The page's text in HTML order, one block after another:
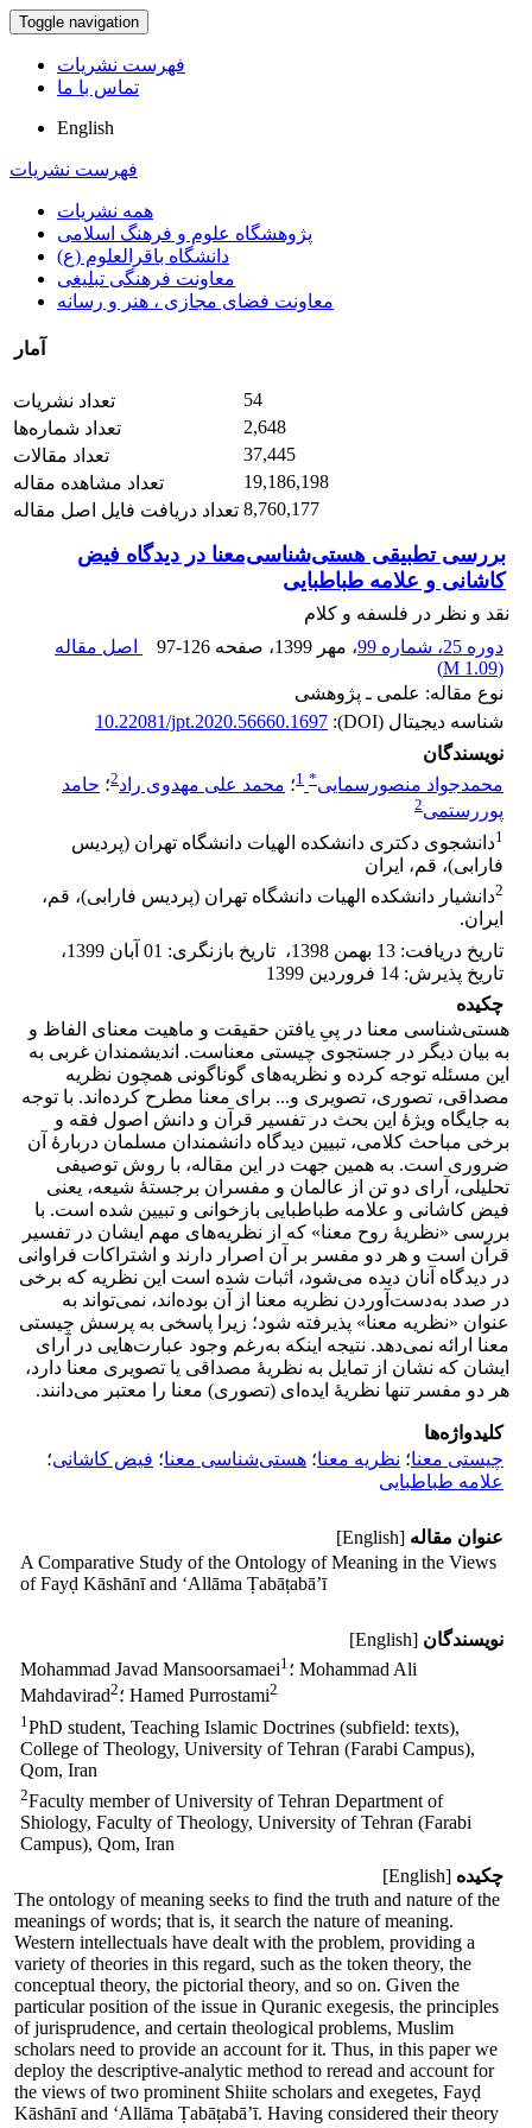
Toggle navigation
فهرست نشریات
تماس با ما
English
فهرست نشریات
همه نشریات
پژوهشگاه علوم و فرهنگ اسلامی
دانشگاه باقرالعلوم (ع)
معاونت فرهنگی تبلیغی
معاونت فضای مجازی ، هنر و رسانه
آمار
تعداد نشریات
54
تعداد شماره‌ها
2,648
تعداد مقالات
37,445
تعداد مشاهده مقاله
19,186,198
تعداد دریافت فایل اصل مقاله 8,760,177
بررسی تطبیقی هستی‌شناسی‌معنا در دیدگاه فیض
کاشانی و علامه طباطبایی
نقد و نظر در فلسفه و کلام
دوره 25، شماره 99
، مهر 1399 ، صفحه 97-126
اصل مقاله
(
1.09 M
)
نوع مقاله: علمی ـ پژوهشی
شناسه دیجیتال (DOI):
10.22081/jpt.2020.56660.1697
نویسندگان
محمدجواد منصورسمایی*
1؛ محمد علی مهدوی راد2؛ حامد
پوررستمی2
1دانشجوی دکتری دانشکده الهیات دانشگاه تهران (پردیس
فارابی)، قم، ایران
2دانشیار دانشکده الهیات دانشگاه تهران (پردیس فارابی)، قم،
ایران.
تاریخ دریافت: 13 بهمن 1398 ، تاریخ بازنگری: 01 آبان 1399
،
تاریخ پذیرش: 14 فروردین 1399
چکیده
هستی‌شناسی معنا در پیِ یافتن حقیقت و ماهیت معنای الفاظ و
به بیان دیگر در جستجوی چیستی معناست. اندیشمندان غربی به
این مسئله توجه کرده و نظریه‌های گوناگونی همچون نظریه
مصداقی، تصوری، تصویری و... برای معنا مطرح کرده‌اند. با توجه
به جایگاه ویژۀ این بحث در تفسیر قرآن و دانش اصول فقه و
برخی مباحث کلامی، تبیین دیدگاه دانشمندان مسلمان دربارۀ آن
ضروری است. به همین جهت در این مقاله، با روش توصیفی
تحلیلی، آرای دو تن از عالمان و مفسران برجستۀ شیعه، یعنی
فیض کاشانی و علامه طباطبایی بازخوانی و تبیین شده است. با
بررسی «نظریۀ روح معنا» که از نظریه‌های مهم ایشان در تفسیر
قرآن است و هر دو مفسر بر آن اصرار دارند و اشتراکات فراوانی
در دیدگاه آنان دیده می‌شود، اثبات شده است این نظریه که برخی
در صدد به‌دست‌آوردن نظریه معنا از آن بوده‌اند، نمی‌تواند به
عنوان «نظریه معنا» پذیرفته شود؛ زیرا پاسخی به پرسش چیستی
معنا ارائه نمی‌دهد. نتیجه اینکه به‌رغم وجود عبارت‌هایی در آرای
ایشان که نشان از تمایل به نظریۀ مصداقی یا تصویری معنا دارد،
هر دو مفسر تنها نظریۀ ایده‌ای (تصوری) معنا را معتبر می‌دانند.
کلیدواژه‌ها
چیستی معنا؛ نظریه معنا؛ هستی‌شناسی معنا؛ فیض کاشانی؛
علامه طباطبایی
عنوان مقاله [English]
A Comparative Study of the Ontology of Meaning in the Views
of Fayḍ Kāshānī and ‘Allāma Ṭabāṭabā’ī
نویسندگان [English]
Mohammad Javad Mansoorsamaei1 ؛ Mohammad Ali
Mahdavirad2 ؛ Hamed Purrostami2
1 PhD student, Teaching Islamic Doctrines (subfield: texts),
College of Theology, University of Tehran (Farabi Campus),
Qom, Iran
2Faculty member of University of Tehran Department of
Shiology, Faculty of Theology, University of Tehran (Farabi
Campus), Qom, Iran
چکیده [English]
The ontology of meaning seeks to find the truth and nature of the
meanings of words; that is, it search the nature of meaning.
Western intellectuals have dealt with the problem, providing a
variety of theories in this regard, such as the token theory, the
conceptual theory, the pictorial theory, and so on. Given the
particular position of the issue in Quranic exegesis, the principles
of jurisprudence, and certain theological problems, Muslim
scholars need to provide an account for it. Thus, in this paper we
deploy the descriptive-analytic method to reread and account for
the views of two prominent Shiite scholars and exegetes, Fayḍ
Kāshānī and ‘Allāma Ṭabāṭabā’ī. Having considered their theory